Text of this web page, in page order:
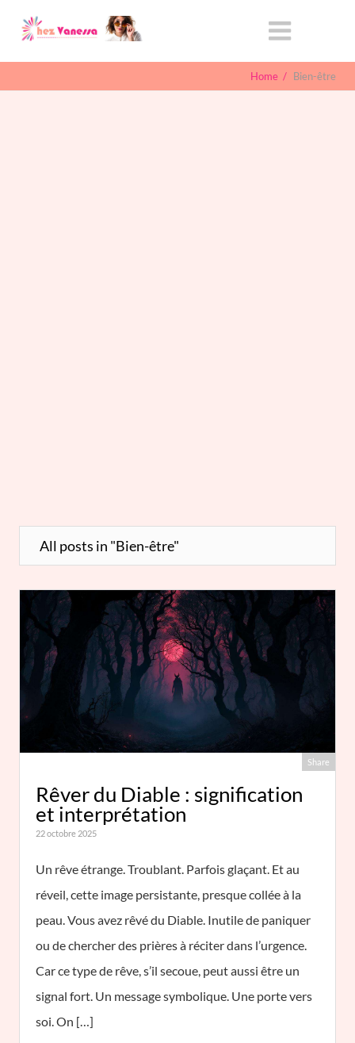
Home / Bien-être
All posts in "Bien-être"
Share
Rêver du Diable : signification
et interprétation
22 octobre 2025
Un rêve étrange. Troublant. Parfois glaçant. Et au
réveil, cette image persistante, presque collée à la
peau. Vous avez rêvé du Diable. Inutile de paniquer
ou de chercher des prières à réciter dans l’urgence.
Car ce type de rêve, s’il secoue, peut aussi être un
signal fort. Un message symbolique. Une porte vers
soi. On […]